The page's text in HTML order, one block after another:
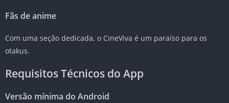
Fãs de anime
Com uma seção dedicada, o CineViva é um paraíso para os
otakus.
Requisitos Técnicos do App
Versão mínima do Android